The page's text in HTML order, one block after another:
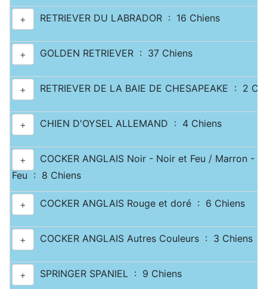
+ RETRIEVER DU LABRADOR : 16 Chiens
+ GOLDEN RETRIEVER : 37 Chiens
+ RETRIEVER DE LA BAIE DE CHESAPEAKE : 2
+ CHIEN D'OYSEL ALLEMAND : 4 Chiens
+
COCKER ANGLAIS Noir - Noir et Feu / Marron -
Feu : 8 Chiens
+ COCKER ANGLAIS Rouge et doré : 6 Chiens
+ COCKER ANGLAIS Autres Couleurs : 3 Chiens
+ SPRINGER SPANIEL : 9 Chiens